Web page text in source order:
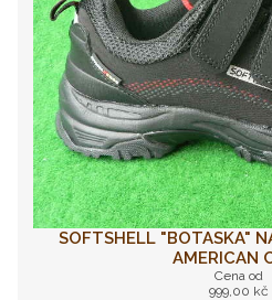
SOFTSHELL "BOTASKA"
AMERICAN
Cena od
999,00 kč